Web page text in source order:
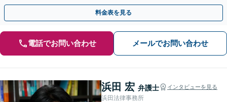
です。有利な結果が得られるよう尽力いたします。
料金表を見る
電話でお問い合わせ メールでお問い合わせ
浜田 宏 弁護士 インタビューを見る
浜田法律事務所